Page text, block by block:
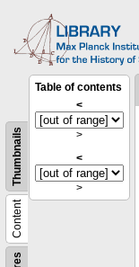
Content
Thumbnails
Table of contents
<
>
<
>